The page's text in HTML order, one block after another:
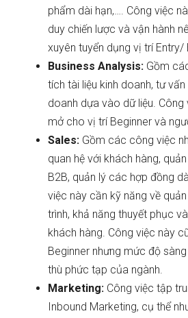
phẩm dài hạn,…. Công việc
duy chiến lược và vận hành
xuyên tuyển dụng vị trí Entry/
Business Analysis: Gồm
tích tài liệu kinh doanh, tư
doanh dựa vào dữ liệu. Công
mở cho vị trí Beginner và
Sales: Gồm các công việc
quan hệ với khách hàng,
B2B, quản lý các hợp đồng
việc này cần kỹ năng về
trình, khả năng thuyết phục
khách hàng. Công việc này
Beginner nhưng mức độ
thù phức tạp của ngành.
Marketing: Công việc tập
Inbound Marketing, cụ thể